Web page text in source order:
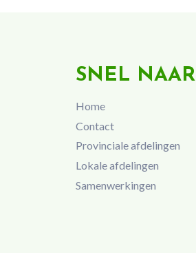
SNEL NAAR
Home
Contact
Provinciale afdelingen
Lokale afdelingen
Samenwerkingen